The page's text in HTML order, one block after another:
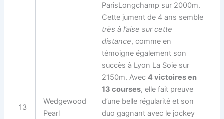
13
Wedgewood
Pearl
ParisLongchamp sur 2000m.
Cette jument de 4 ans semble
très à l’aise sur cette
distance, comme en
témoigne également son
succès à Lyon La Soie sur
2150m. Avec4 victoires en
13 courses, elle fait preuve
d’une belle régularité et son
duo gagnant avec le jockey